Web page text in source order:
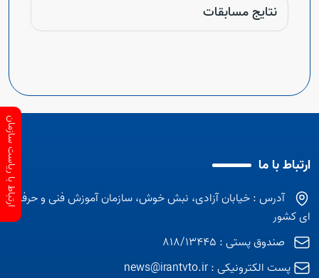
نتایج مسابقات
ارتباط با ما
آدرس : خیابان آزادی، نبش خوش، سازمان آموزش فنی و حرفه
ای کشور
صندوق پستی : 818/13445
پست الکترونیکی :news@irantvto.ir
ارتباط با ریاست سازمان